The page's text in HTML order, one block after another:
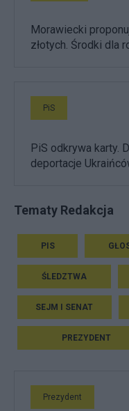
Morawiecki
złotych. Środki dla
PiS
PiS odkrywa karty.
deportacje
Tematy Redakcja
PIS
ŚLEDZTWA
SEJM I SENAT
PREZYDENT
Prezydent